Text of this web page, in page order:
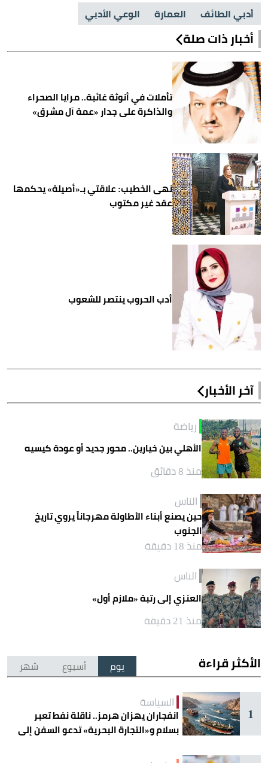
أدبي الطائف العمارة الوعي الأدبي
أخبار ذات صلة
تأملات في أنوثة غائبة.. مرايا الصحراء
والذاكرة على جدار «عمة آل مشرق»
نهى الخطيب: علاقتي بـ«أصيلة» يحكمها
عقد غير مكتوب
أدب الحروب ينتصر للشعوب
آخر الأخبار
رياضة
الأهلي بين خيارين.. محور جديد أو عودة كيسيه
منذ 8 دقائق
الناس
حين يصنع أبناء الأطاولة مهرجاناً يروي تاريخ
الجنوب
منذ 18 دقيقة
الناس
العنزي إلى رتبة «ملازم أول»
منذ 21 دقيقة
الأكثر قراءة يوم أسبوع شهر
1
السياسة
انفجاران يهزان هرمز.. ناقلة نفط تعبر
بسلام و«التجارة البحرية» تدعو السفن إلى